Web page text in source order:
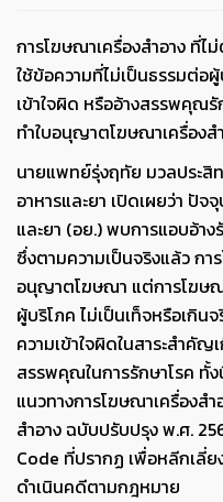
การโฆษณาเครื่องสำอาง ที่
ใช้ข้อความที่ไม่เป็นธรรมต่อผู้
เข้าใจผิด หรืออ้างสรรพคุณรั
ทำใบอนุญาตโฆษณาเครื่องส
นายแพทย์รุ่งฤทัย มวลประสิ
อาหารและยา เปิดเผยว่า ปั
และยา (อย.) พบการแอบอ้า
ซึ่งตามความเป็นจริงแล้ว กา
อนุญาตโฆษณา แต่การโฆษณ
ผู้บริโภค ไม่เป็นเท็จหรือเกิน
ความเข้าใจผิดในสาระสำคัญ
สรรพคุณในการรักษาโรค ทั้
แนวทางการโฆษณาเครื่องส
สำอาง ฉบับปรับปรุง พ.ศ.
Code ที่ปรากฏ เพื่อหลีกเลี่ย
ดำเนินคดีตามกฎหมาย